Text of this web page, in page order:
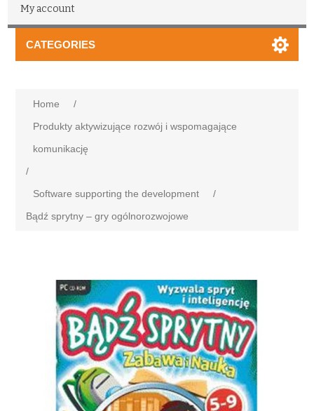
My account
CATEGORIES
Home
/
Produkty aktywizujące rozwój i wspomagające
komunikację
/
Software supporting the development
/
Bądź sprytny – gry ogólnorozwojowe